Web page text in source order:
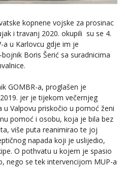
kopnene vojske za prosinac
i travanj 2020. okupili su se 4.
a u Karlovcu gdje im je
Boris Šerić sa suradnicima
GOMBR-a, proglašen je
jer je tijekom večernjeg
u Valpovu priskočio u pomoć ženi
pomoć i osobu, koja je bila bez
više puta reanimirao te joj
napada koji je uslijedio,
O pothvatu u kojem je spasio
nego se tek intervencijom MUP-a